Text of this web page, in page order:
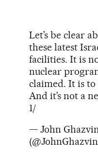
Let’s be clear
these latest
facilities. It is
nuclear
claimed. It is to
And it’s not a
1/
— John